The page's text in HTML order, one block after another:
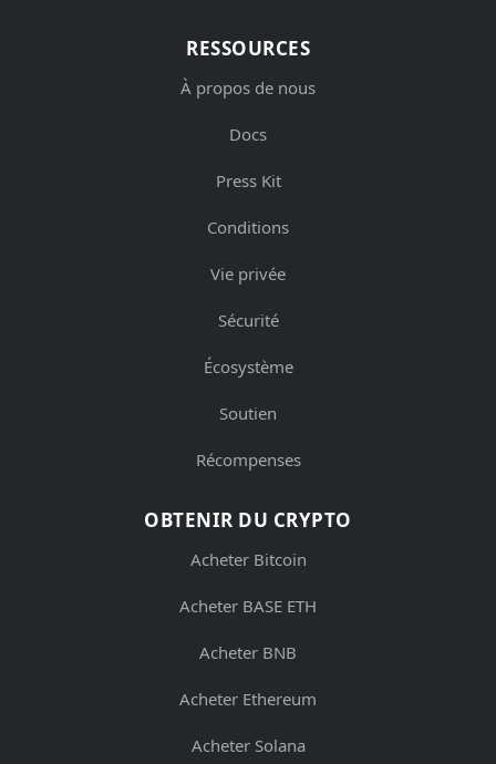
RESSOURCES
À propos de nous
Docs
Press Kit
Conditions
Vie privée
Sécurité
Écosystème
Soutien
Récompenses
OBTENIR DU CRYPTO
Acheter Bitcoin
Acheter BASE ETH
Acheter BNB
Acheter Ethereum
Acheter Solana